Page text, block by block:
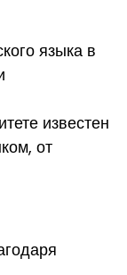
языка в
известен
от